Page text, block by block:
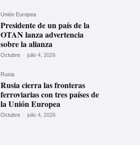
Unión Europea
Presidente de un país de la
OTAN lanza advertencia
sobre la alianza
Octubre - julio 4, 2026
Rusia
Rusia cierra las fronteras
ferroviarias con tres países de
la Unión Europea
Octubre - julio 4, 2026